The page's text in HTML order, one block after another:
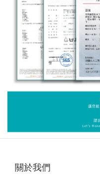
關於我們